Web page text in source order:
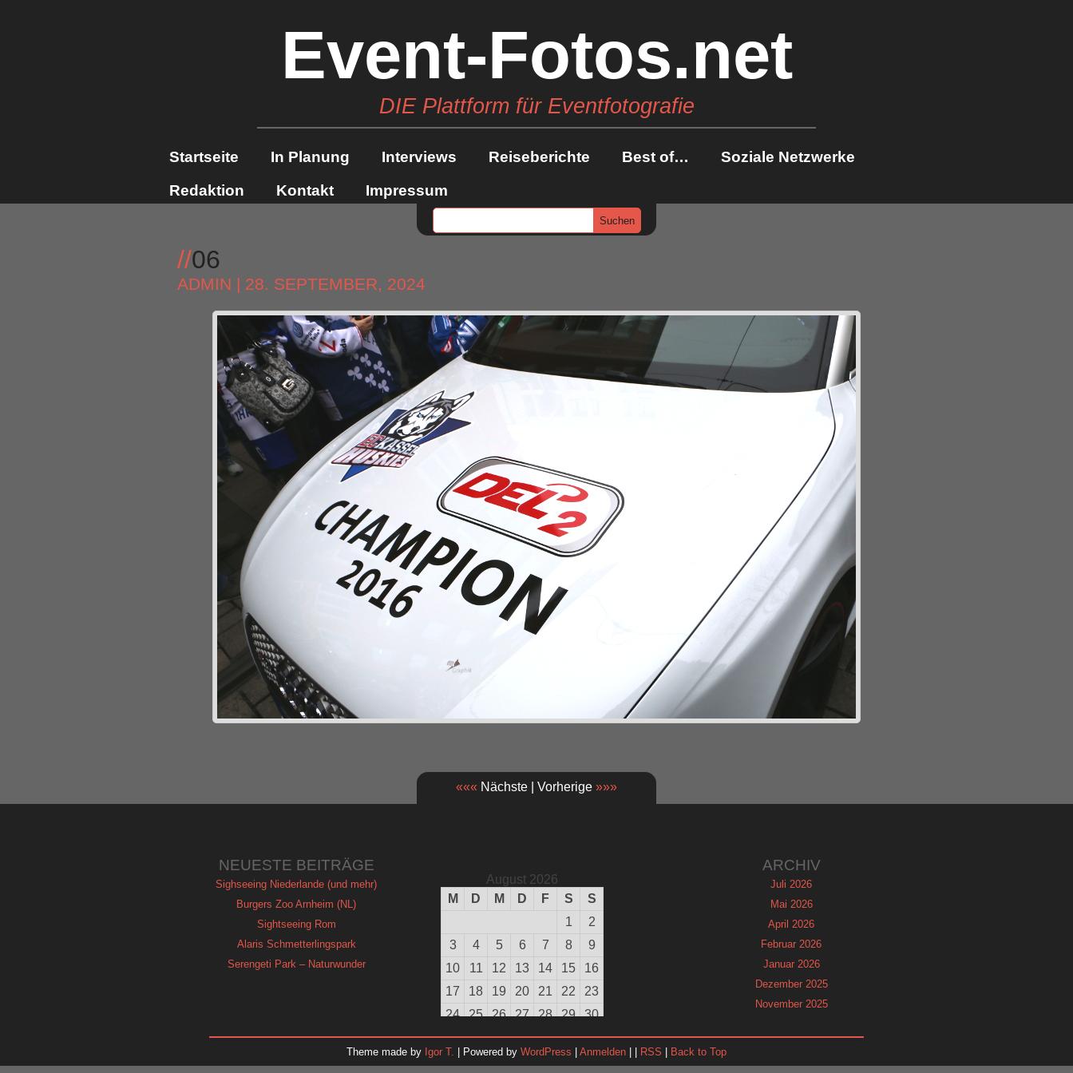
Event-Fotos.net
DIE Plattform für Eventfotografie
Startseite In Planung Interviews Reiseberichte Best of…
Soziale Netzwerke
Redaktion
Kontakt Impressum
//06
ADMIN | 28. SEPTEMBER, 2024
««« Nächste | Vorherige »»»
NEUESTE BEITRÄGE
Sighseeing Niederlande (und mehr)
Burgers Zoo Arnheim (NL)
Sightseeing Rom
Alaris Schmetterlingspark
Serengeti Park – Naturwunder
August 2026
M
D M D F S
S
1
2
3
4 5 6 7 8
9
10
11 12 13 14 15
16
17
18 19 20 21 22
23
24
25 26 27 28 29
30
31
ARCHIV
Juli 2026
Mai 2026
April 2026
Februar 2026
Januar 2026
Dezember 2025
November 2025
Juni 2025
Theme made by Igor T. | Powered by WordPress Anmelden RSS Back to Top